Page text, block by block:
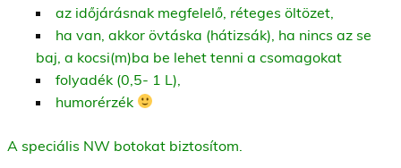
az időjárásnak megfelelő, réteges öltözet,
ha van, akkor övtáska (hátizsák), ha nincs az se
baj, a kocsi(m)ba be lehet tenni a csomagokat
folyadék (0,5- 1 L),
humorérzék
A speciális NW botokat biztosítom.